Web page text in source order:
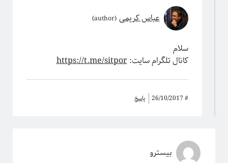
عباس کریمی
سلام
کانال تلگرام سایت:https://t.me/sitpor
#
26/10/2017 پاسخ
بیسترو